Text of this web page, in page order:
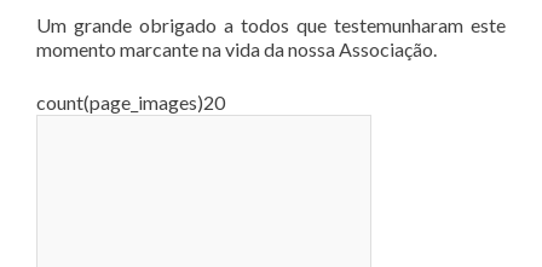
Um grande obrigado a todos que testemunharam este
momento marcante na vida da nossa Associação.
count(page_images)20